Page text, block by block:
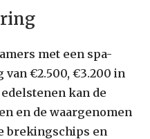
met een spa-
€2.500, €3.200 in
kan de
en de waargenomen
brekingschips en